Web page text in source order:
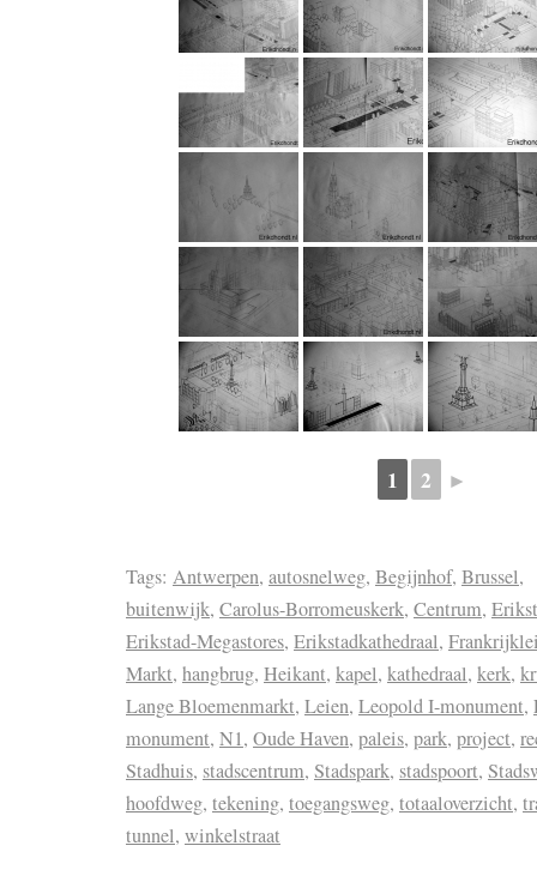
1 2 ►
Tags: Antwerpen, autosnelweg, Begijnhof, Brussel,
buitenwijk, Carolus-Borromeuskerk, Centrum,
Erikstad-Megastores, Erikstadkathedraal,
Markt, hangbrug, Heikant, kapel, kathedraal, kerk,
Lange Bloemenmarkt, Leien, Leopold I-monument,
monument, N1, Oude Haven, paleis, park, project,
Stadhuis, stadscentrum, Stadspark, stadspoort,
hoofdweg, tekening, toegangsweg, totaaloverzicht,
tunnel, winkelstraat